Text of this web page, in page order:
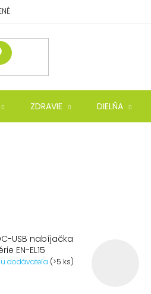
ZDRAVIE DIELŇA
USB nabíjačka
EN-EL15
dodávateľa (>5 ks)